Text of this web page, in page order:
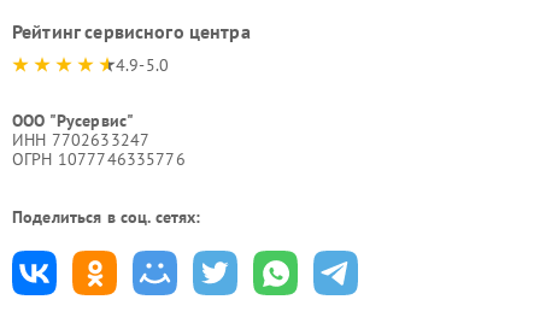
Рейтинг сервисного центра
4.9-5.0
ООО "Русервис"
ИНН 7702633247
ОГРН 1077746335776
Поделиться в соц. сетях: